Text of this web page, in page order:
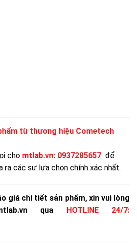
từ thương hiệu Cometech
cho mtlab.vn: 0937285657 để
ra các sự lựa chọn chính xác nhất.
giá chi tiết sản phẩm, xin vui lòng
qua HOTLINE 24/7: